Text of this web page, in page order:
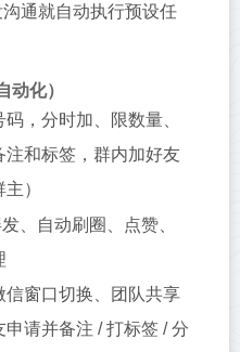
通就自动执行预设任
动化）
，分时加、限数量、
注和标签，群内加好友
）
、自动刷圈、点赞、
信窗口切换、团队共享
请并备注 / 打标签 / 分